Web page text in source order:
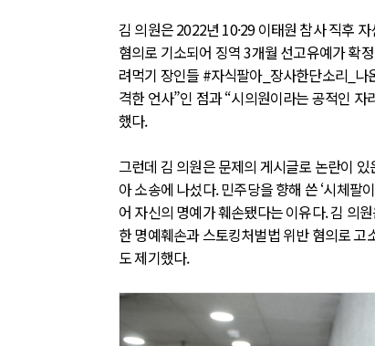
김 의원은 2022년 10·29 이태원 참사 직후
혐의로 기소되어 징역 3개월 선고유예가 확
려먹기 장인들 #자식팔아_장사한단소리_나
격한 언사”인 점과 “시의원이라는 공적인
했다.
그런데 김 의원은 문제의 게시글로 논란이
아 소송에 나섰다. 민주당을 향해 쓴 ‘시체팔
어 자신의 명예가 훼손됐다는 이유다. 김 의
한 명예훼손과 스토킹처벌법 위반 혐의로
도 제기했다.